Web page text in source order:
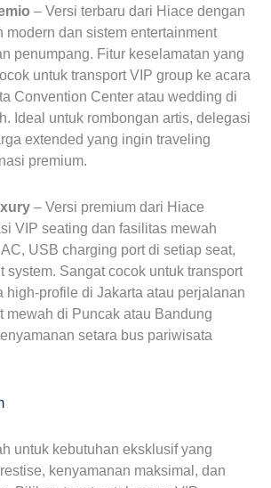
– Versi terbaru dari Hiace dengan
modern dan sistem entertainment
penumpang. Fitur keselamatan yang
untuk transport VIP group ke acara
Convention Center atau wedding di
Ideal untuk rombongan artis, delegasi
extended yang ingin traveling
premium.
– Versi premium dari Hiace
VIP seating dan fasilitas mewah
USB charging port di setiap seat,
system. Sangat cocok untuk transport
high-profile di Jakarta atau perjalanan
mewah di Puncak atau Bandung
setara bus pariwisata
untuk kebutuhan eksklusif yang
kenyamanan maksimal, dan